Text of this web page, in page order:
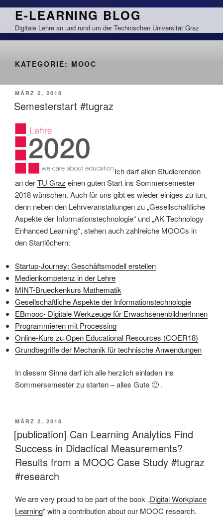
Zum
springen
E-LEARNING BLOG
Digitale Lehre an und rund um der Technischen Universität Graz
KATEGORIE: MOOC
VERÖFFENTLICHT
AM
MÄRZ 5, 2018
Semesterstart #tugraz
Ich darf allen Studierenden
an derTU Graz einen guten Start ins Sommersemester
2018 wünschen. Auch für uns gibt es wieder einiges zu tun,
denn neben den Lehrveranstaltungen zu „Gesellschaftliche
Aspekte der Informationstechnologie“ und „AK Technology
Enhanced Learning“, stehen auch zahlreiche MOOCs in
den Startlöchern:
Startup-Journey: Geschäftsmodell erstellen
Medienkompetenz in der Lehre
MINT-Brueckenkurs Mathematik
Gesellschaftliche Aspekte der Informationstechnologie
EBmooc- Digitale Werkzeuge für ErwachsenenbildnerInnen
Programmieren mit Processing
Online-Kurs zu Open Educational Resources (COER18)
Grundbegriffe der Mechanik für technische Anwendungen
In diesem Sinne darf ich alle herzlich einladen ins
Sommersemester zu starten – alles Gute 🙂 .
VERÖFFENTLICHT
AM
MÄRZ 2, 2018
[publication] Can Learning Analytics Find
Success in Didactical Measurements?
Results from a MOOC Case Study #tugraz
#research
We are very proud to be part of the book „Digital Workplace
Learning“ with a contribution about our MOOC research.